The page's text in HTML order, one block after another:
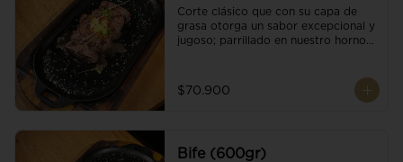
Corte clásico que con su capa de
grasa otorga un sabor excepcional y
jugoso; parrillado en nuestro horno
cristales de sal y mantequilla de ajo
y pimientos. Una guarnición a
$70.900
Bife (600gr)